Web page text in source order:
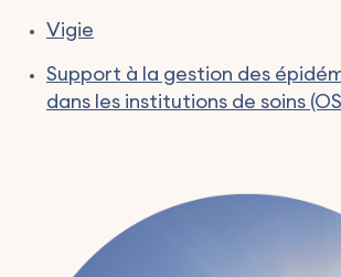
Vigie
Support à la gestion des
dans les institutions de soins